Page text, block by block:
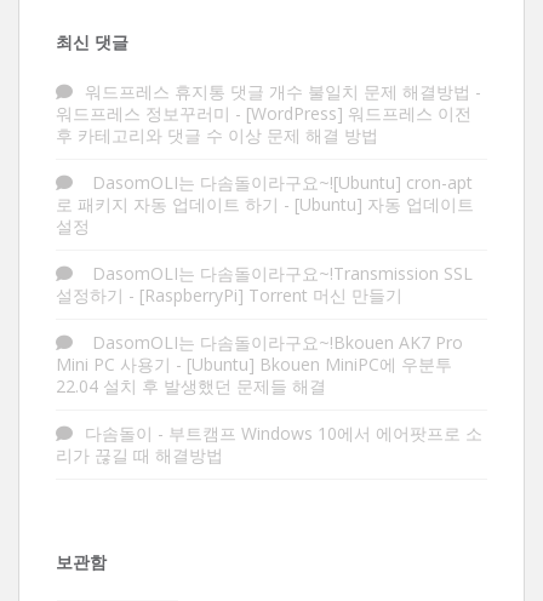
최신 댓글
워드프레스 휴지통 댓글 개수 불일치 문제 해결방법 -
워드프레스 정보꾸러미 - [WordPress] 워드프레스 이전
후 카테고리와 댓글 수 이상 문제 해결 방법
DasomOLI는 다솜돌이라구요~![Ubuntu] cron-apt
로 패키지 자동 업데이트 하기 - [Ubuntu] 자동 업데이트
설정
DasomOLI는 다솜돌이라구요~!Transmission SSL
설정하기 - [RaspberryPi] Torrent 머신 만들기
DasomOLI는 다솜돌이라구요~!Bkouen AK7 Pro
Mini PC 사용기 - [Ubuntu] Bkouen MiniPC에 우분투
22.04 설치 후 발생했던 문제들 해결
다솜돌이 - 부트캠프 Windows 10에서 에어팟프로 소
리가 끊길 때 해결방법
보관함